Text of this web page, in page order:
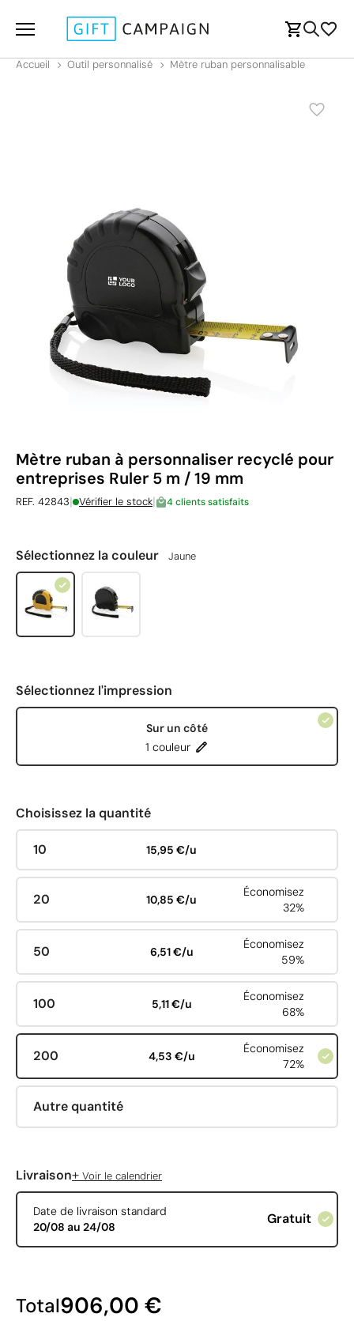
Accueil Outil personnalisé Mètre ruban personnalisable
Mètre ruban à personnaliser recyclé pour
entreprises Ruler 5 m / 19 mm
REF. 42843| Vérifier le stock| 4 clients satisfaits
Sélectionnez la couleur Jaune
Sélectionnez l'impression
Sur un côté
1 couleur
Choisissez la quantité
10 15,95 €/u
20 10,85 €/u
Économisez
32%
50 6,51 €/u
Économisez
59%
100 5,11 €/u
Économisez
68%
200 4,53 €/u
Économisez
72%
Autre quantité
Livraison+ Voir le calendrier
Date de livraison standard
20/08 au 24/08
Gratuit
Total906,00 €